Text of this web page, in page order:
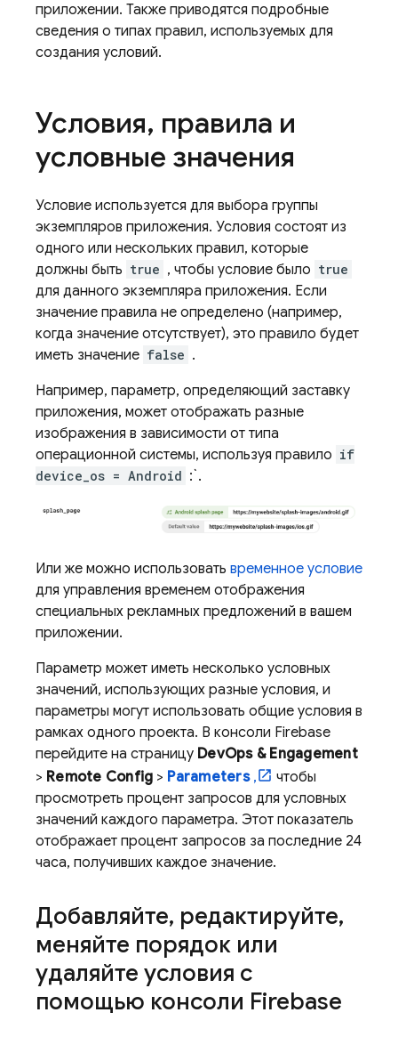
приложении. Также приводятся подробные
сведения о типах правил, используемых для
создания условий.
Условия, правила и
условные значения
Условие используется для выбора группы
экземпляров приложения. Условия состоят из
одного или нескольких правил, которые
должны быть true , чтобы условие было true
для данного экземпляра приложения. Если
значение правила не определено (например,
когда значение отсутствует), это правило будет
иметь значение false .
Например, параметр, определяющий заставку
приложения, может отображать разные
изображения в зависимости от типа
операционной системы, используя правило if
device_os = Android :`.
Или же можно использовать временное условие
для управления временем отображения
специальных рекламных предложений в вашем
приложении.
Параметр может иметь несколько условных
значений, использующих разные условия, и
параметры могут использовать общие условия в
рамках одного проекта. В консоли Firebase
перейдите на страницу DevOps & Engagement
> Remote Config > Parameters,
чтобы
просмотреть процент запросов для условных
значений каждого параметра. Этот показатель
отображает процент запросов за последние 24
часа, получивших каждое значение.
Добавляйте, редактируйте,
меняйте порядок или
удаляйте условия с
помощью консоли Firebase